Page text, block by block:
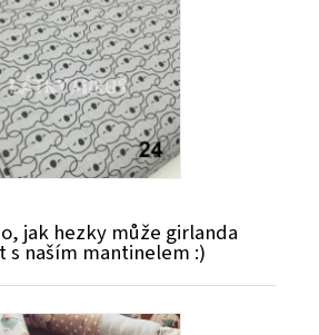
jak hezky může girlanda
s naším mantinelem :)